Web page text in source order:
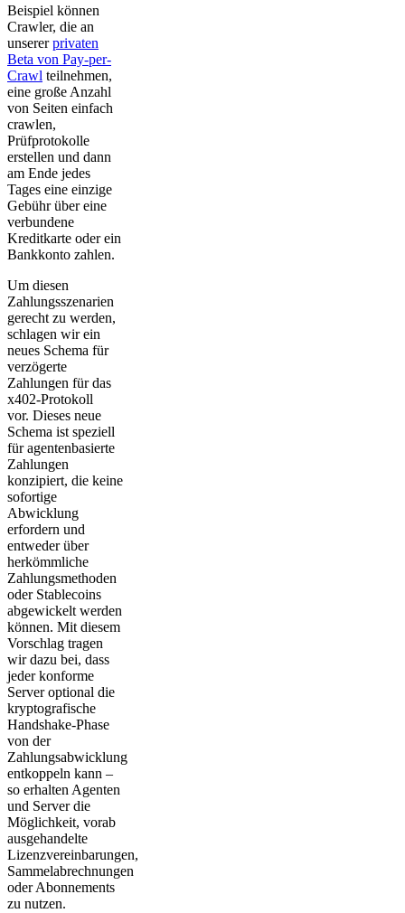
Beispiel können
Crawler, die an
unsererprivaten
Beta von Pay-per-
Crawl teilnehmen,
eine große Anzahl
von Seiten einfach
crawlen,
Prüfprotokolle
erstellen und dann
am Ende jedes
Tages eine einzige
Gebühr über eine
verbundene
Kreditkarte oder ein
Bankkonto zahlen.
Um diesen
Zahlungsszenarien
gerecht zu werden,
schlagen wir ein
neues Schema für
verzögerte
Zahlungen für das
x402-Protokoll
vor. Dieses neue
Schema ist speziell
für agentenbasierte
Zahlungen
konzipiert, die keine
sofortige
Abwicklung
erfordern und
entweder über
herkömmliche
Zahlungsmethoden
oder Stablecoins
abgewickelt werden
können. Mit diesem
Vorschlag tragen
wir dazu bei, dass
jeder konforme
Server optional die
kryptografische
Handshake-Phase
von der
Zahlungsabwicklung
entkoppeln kann –
so erhalten Agenten
und Server die
Möglichkeit, vorab
ausgehandelte
Lizenzvereinbarungen,
Sammelabrechnungen
oder Abonnements
zu nutzen.